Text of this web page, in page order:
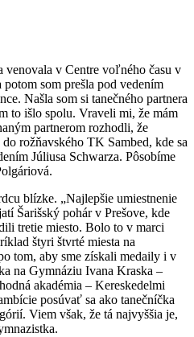
venovala v Centre voľného času v
som prešla pod vedením
Našla som si tanečného partnera
to išlo spolu. Vraveli mi, že mám
partnerom rozhodli, že
rožňavského TK Sambed, kde sa
Júliusa Schwarza. Pôsobíme
blízke. „Najlepšie umiestnenie
Šarišský pohár v Prešove, kde
tretie miesto. Bolo to v marci
štyri štvrté miesta na
tom, aby sme získali medaily i v
na Gymnáziu Ivana Kraska –
akadémia – Kereskedelmi
posúvať sa ako tanečníčka
Viem však, že tá najvyššia je,